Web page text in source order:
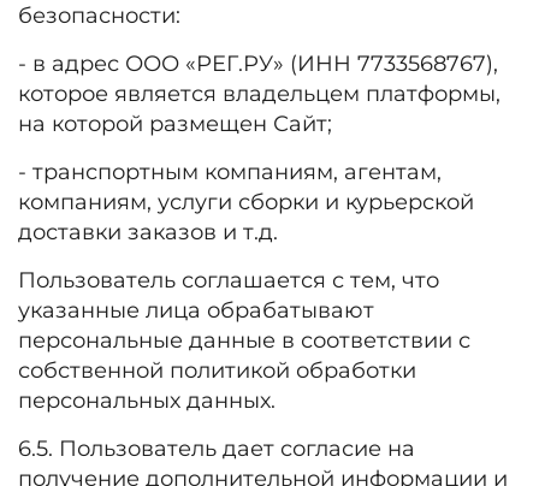
безопасности:
- в адрес ООО «РЕГ.РУ» (ИНН 7733568767),
которое является владельцем платформы,
на которой размещен Сайт;
- транспортным компаниям, агентам,
компаниям, услуги сборки и курьерской
доставки заказов и т.д.
Пользователь соглашается с тем, что
указанные лица обрабатывают
персональные данные в соответствии с
собственной политикой обработки
персональных данных.
6.5. Пользователь дает согласие на
получение дополнительной информации и